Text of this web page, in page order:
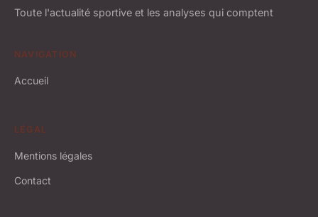
Toute l'actualité sportive et les analyses qui comptent
NAVIGATION
Accueil
LÉGAL
Mentions légales
Contact